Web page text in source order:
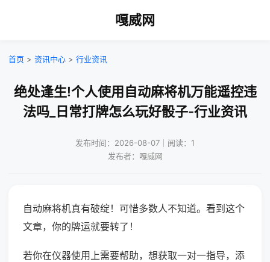
嘎威网
首页 > 资讯中心 > 行业资讯
绝处逢生!个人使用自动麻将机万能遥控违
法吗_日常打牌怎么玩好骰子-行业资讯
发布时间：2026-08-07｜阅读：1
发布者：嘎威网
自动麻将机真有破绽！可惜多数人不知道。看到这个
文章，你的牌运就要转了！
若你在仪器使用上需要帮助，想获取一对一指导，添